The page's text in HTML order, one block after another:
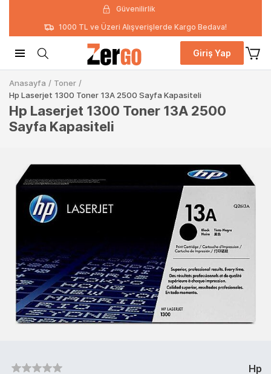
Güvenilirlik
1000 TL ve Üzeri Alışverişlerde Kargo Bedava!
Giriş Yap
Anasayfa / Toner /
Hp Laserjet 1300 Toner 13A 2500 Sayfa Kapasiteli
Hp Laserjet 1300 Toner 13A 2500
Sayfa Kapasiteli
Hp